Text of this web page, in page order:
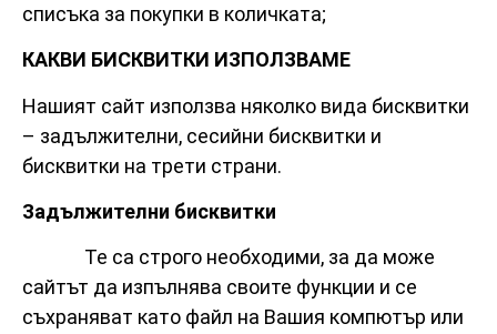
списъка за покупки в количката;
КАКВИ БИСКВИТКИ ИЗПОЛЗВАМЕ
Нашият сайт използва няколко вида бисквитки
– задължителни, сесийни бисквитки и
бисквитки на трети страни.
Задължителни бисквитки
Те са строго необходими, за да може
сайтът да изпълнява своите функции и се
съхраняват като файл на Вашия компютър или